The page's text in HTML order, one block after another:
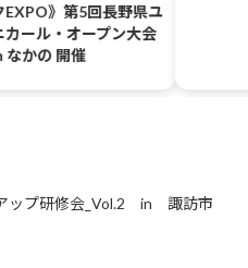
EXPO》第5回長野県ユ
カール・オープン大会
なかの 開催
アップ研修会_Vol.2 in 諏訪市